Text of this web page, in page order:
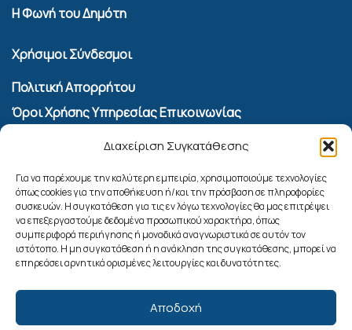
Διαχείριση Συγκατάθεσης
Για να παρέχουμε την καλύτερη εμπειρία, χρησιμοποιούμε τεχνολογίες
όπως cookies για την αποθήκευση ή/και την πρόσβαση σε πληροφορίες
συσκευών. Η συγκατάθεση για τις εν λόγω τεχνολογίες θα μας επιτρέψει
να επεξεργαστούμε δεδομένα προσωπικού χαρακτήρα, όπως
συμπεριφορά περιήγησης ή μοναδικά αναγνωριστικά σε αυτόν τον
ιστότοπο. Η μη συγκατάθεση ή η ανάκληση της συγκατάθεσης, μπορεί να
επηρεάσει αρνητικά ορισμένες λειτουργίες και δυνατότητες.
Αποδοχή
Η Φωνή του Δημότη
Χρήσιμοι Σύνδεσμοι
Πολιτική Απορρήτου
Όροι Χρήσης Υπηρεσίας Επικοινωνίας
Πολιτική Cookies (ΕΕ)
Αναζήτηση